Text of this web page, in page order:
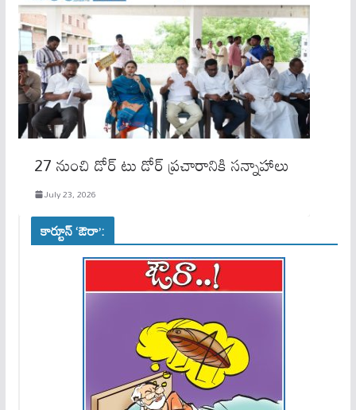
27 నుంచి డోర్ టు డోర్ ప్రచారానికి సన్నాహాలు
July 23, 2026
కార్టూన్ ‘ఔరా’: